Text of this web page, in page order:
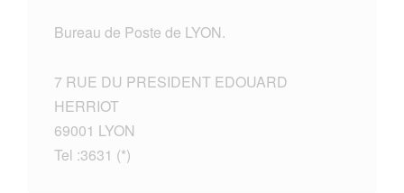
Bureau de Poste de LYON.
7 RUE DU PRESIDENT EDOUARD
HERRIOT
69001 LYON
Tel :3631 (*)